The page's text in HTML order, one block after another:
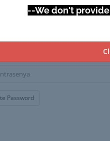
--We don't
Password